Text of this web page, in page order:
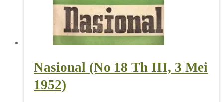
Nasional (No 18 Th III, 3 Mei
1952)